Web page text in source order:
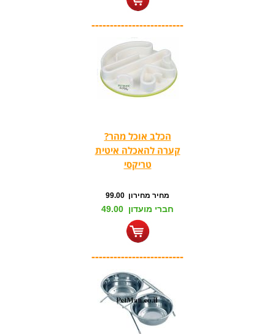
-------------------------
הכלב אוכל מהר?
קערה להאכלה איטית
טריקסי
מחיר מחירון 99.00
חברי מועדון 49.00
-------------------------